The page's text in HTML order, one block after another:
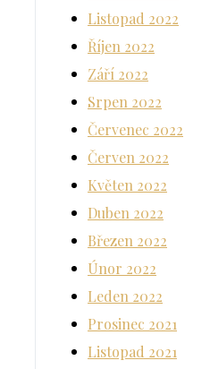
Listopad 2022
Říjen 2022
Září 2022
Srpen 2022
Červenec 2022
Červen 2022
Květen 2022
Duben 2022
Březen 2022
Únor 2022
Leden 2022
Prosinec 2021
Listopad 2021